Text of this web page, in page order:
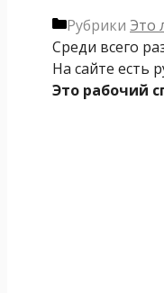
Рубрики Это
Среди всего
На сайте есть
Это рабочий